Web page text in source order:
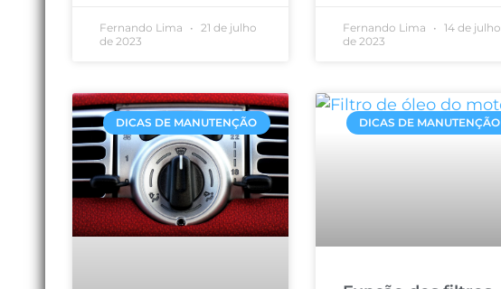
Fernando Lima
21 de julho
de 2023
Fernando Lima
14 de julho
de 2023
DICAS DE MANUTENÇÃO DICAS DE MANUTENÇÃO